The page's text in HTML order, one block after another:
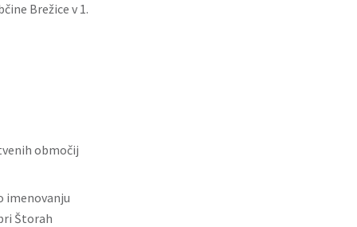
Brežice v 1.
območij
imenovanju
Štorah